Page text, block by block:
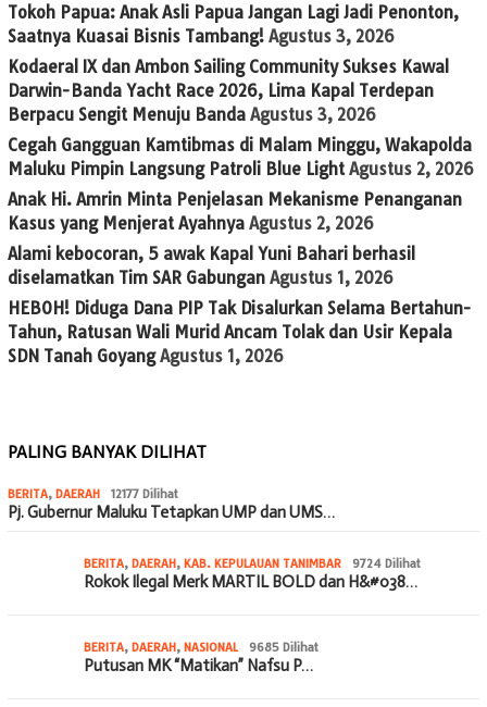
Tokoh Papua: Anak Asli Papua Jangan Lagi Jadi Penonton,
Saatnya Kuasai Bisnis Tambang! Agustus 3, 2026
Kodaeral IX dan Ambon Sailing Community Sukses Kawal
Darwin-Banda Yacht Race 2026, Lima Kapal Terdepan
Berpacu Sengit Menuju Banda Agustus 3, 2026
Cegah Gangguan Kamtibmas di Malam Minggu, Wakapolda
Maluku Pimpin Langsung Patroli Blue Light Agustus 2, 2026
Anak Hi. Amrin Minta Penjelasan Mekanisme Penanganan
Kasus yang Menjerat Ayahnya Agustus 2, 2026
Alami kebocoran, 5 awak Kapal Yuni Bahari berhasil
diselamatkan Tim SAR Gabungan Agustus 1, 2026
HEBOH! Diduga Dana PIP Tak Disalurkan Selama Bertahun-
Tahun, Ratusan Wali Murid Ancam Tolak dan Usir Kepala
SDN Tanah Goyang Agustus 1, 2026
PALING BANYAK DILIHAT
BERITA, DAERAH 12177 Dilihat
Pj. Gubernur Maluku Tetapkan UMP dan UMS…
BERITA, DAERAH, KAB. KEPULAUAN TANIMBAR 9724 Dilihat
Rokok Ilegal Merk MARTIL BOLD dan H&#038…
BERITA, DAERAH, NASIONAL 9685 Dilihat
Putusan MK “Matikan” Nafsu P…